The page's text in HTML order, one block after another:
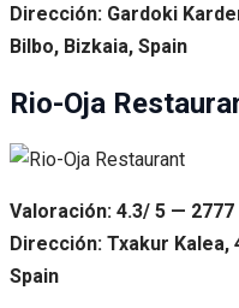
Dirección: Gardoki
Bilbo, Bizkaia, Spain
Rio-Oja
Valoración: 4.3/ 5 — 2777
Dirección: Txakur Kalea,
Spain